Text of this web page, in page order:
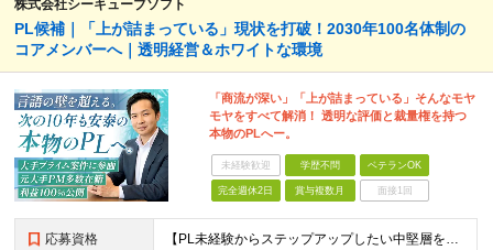
株式会社シーキューブソフト
PL候補｜「上が詰まっている」現状を打破！2030年100名体制の
コアメンバーへ｜透明経営＆ホワイトな環境
「商流が深い」「上が詰まっている」そんなモヤ
モヤをすべて解消！ 透明な評価と裁量権を持つ
本物のPLへー。
未経験歓迎 学歴不問 ベテランOK
完全週休2日 賞与複数月 面接1回
応募資格 【PL未経験からステップアップしたい中堅層を歓迎！】 ■システムエンジニア、またはプログラマーとしての実務経験（5年以上） ■開発言語（Java、PHP、C#、C、C++等）は一切不問 ■学歴不問